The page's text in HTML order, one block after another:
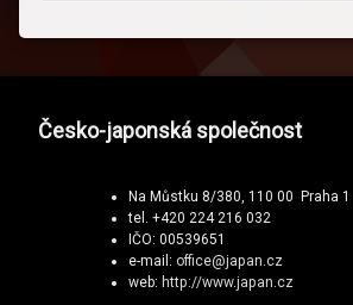
Česko-japonská společnost
Na Můstku 8/380, 110 00 Praha 1
tel. +420 224 216 032
IČO: 00539651
e-mail: office@japan.cz
web: http://www.japan.cz